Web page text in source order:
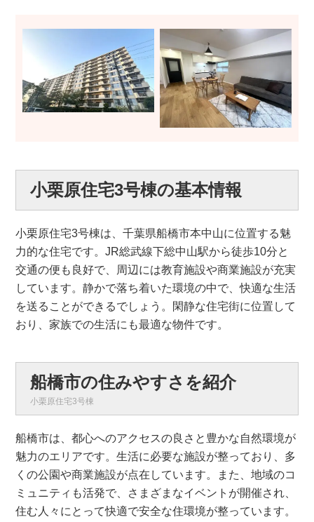
小栗原住宅3号棟の基本情報
小栗原住宅3号棟は、千葉県船橋市本中山に位置する魅
力的な住宅です。JR総武線下総中山駅から徒歩10分と
交通の便も良好で、周辺には教育施設や商業施設が充実
しています。静かで落ち着いた環境の中で、快適な生活
を送ることができるでしょう。閑静な住宅街に位置して
おり、家族での生活にも最適な物件です。
船橋市の住みやすさを紹介
小栗原住宅3号棟
船橋市は、都心へのアクセスの良さと豊かな自然環境が
魅力のエリアです。生活に必要な施設が整っており、多
くの公園や商業施設が点在しています。また、地域のコ
ミュニティも活発で、さまざまなイベントが開催され、
住む人々にとって快適で安全な住環境が整っています。